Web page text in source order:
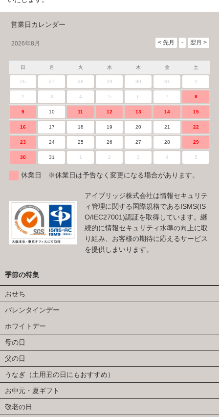
営業日カレンダー
2026年8月
日 月 火 水 木 金 土
26 27 28 29 30 31 1
2 3 4 5 6 7 8
9 10 11 12 13 14 15
16 17 18 19 20 21 22
23 24 25 26 27 28 29
30 31 1 2 3 4 5
休業日 ※休業日は予告なく変更になる場合があります。
アイブリッジ株式会社は情報セキュリテ
ィ管理に関する国際規格であるISMS(IS
O/IEC27001)認証を取得しています。継
続的に情報セキュリティ水準の向上に取
り組み、お客様の期待に応えるサービス
を提供しまいります。
季節の特集
おせち
バレンタインデー
ホワイトデー
母の日
父の日
うなぎ（土用丑の日にもおすすめ）
お中元・夏ギフト
敬老の日